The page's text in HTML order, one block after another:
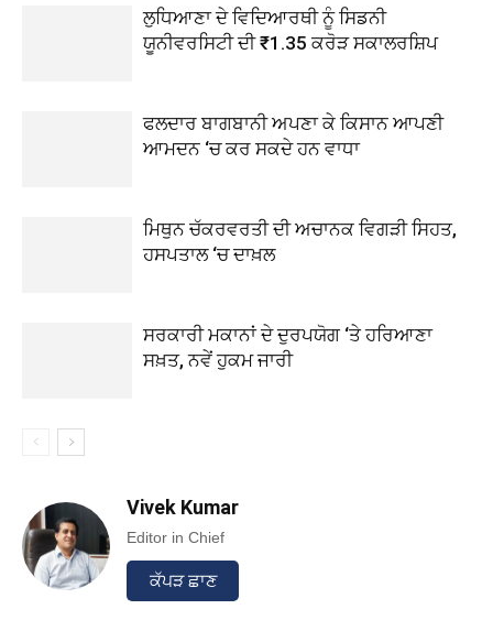
ਲੁਧਿਆਣਾ ਦੇ ਵਿਦਿਆਰਥੀ ਨੂੰ ਸਿਡਨੀ
ਯੂਨੀਵਰਸਿਟੀ ਦੀ ₹1.35 ਕਰੋੜ ਸਕਾਲਰਸ਼ਿਪ
ਫਲਦਾਰ ਬਾਗਬਾਨੀ ਅਪਣਾ ਕੇ ਕਿਸਾਨ ਆਪਣੀ
ਆਮਦਨ ‘ਚ ਕਰ ਸਕਦੇ ਹਨ ਵਾਧਾ
ਮਿਥੁਨ ਚੱਕਰਵਰਤੀ ਦੀ ਅਚਾਨਕ ਵਿਗੜੀ ਸਿਹਤ,
ਹਸਪਤਾਲ ‘ਚ ਦਾਖ਼ਲ
ਸਰਕਾਰੀ ਮਕਾਨਾਂ ਦੇ ਦੁਰਪਯੋਗ ‘ਤੇ ਹਰਿਆਣਾ
ਸਖ਼ਤ, ਨਵੇਂ ਹੁਕਮ ਜਾਰੀ
Vivek Kumar
Editor in Chief
ਕੱਪੜ ਛਾਣ